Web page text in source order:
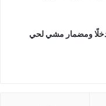
ومضمار مشي لحي